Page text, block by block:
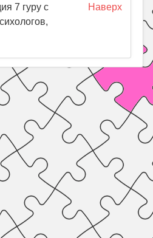
Наверх
7 гуру с